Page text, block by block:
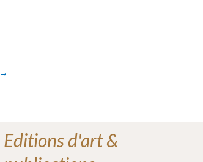
→
Editions d'art &